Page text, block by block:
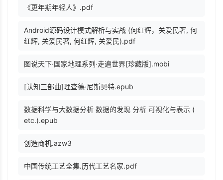
《更年期年轻人》.pdf
Android源码设计模式解析与实战 (何红辉，关爱民著, 何
红辉, 关爱民著, 何红辉, 关爱民).pdf
图说天下·国家地理系列·走遍世界[珍藏版].mobi
[认知三部曲]理查德·尼斯贝特.epub
数据科学与大数据分析 数据的发现 分析 可视化与表示 (
etc.).epub
创造商机.azw3
中国传统工艺全集.历代工艺名家.pdf